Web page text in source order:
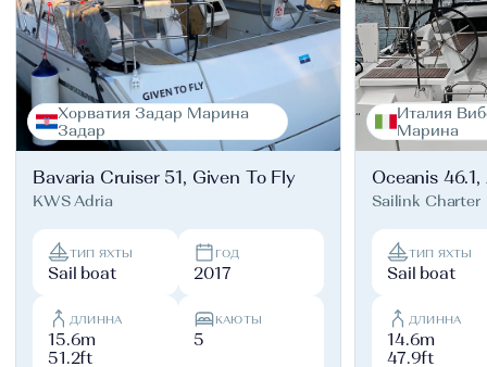
Хорватия Задар Марина
Задар
Bavaria Cruiser 51, Given To Fly
KWS Adria
ТИП ЯХТЫ
Sail boat
ГОД
2017
ДЛИННА
15.6m
51.2ft
КАЮТЫ
5
Италия
Марина
Oceanis 46.1,
Sailink Charter
ТИП ЯХТЫ
Sail boat
ДЛИННА
14.6m
47.9ft